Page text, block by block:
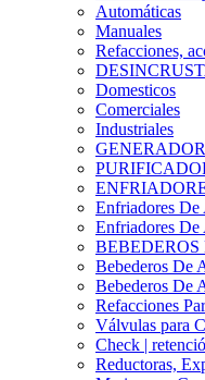
Automáticas
Manuales
Refacciones,
Domesticos
Comerciales
Industriales
Enfriadores De
Enfriadores De
BEBEDEROS
Bebederos De
Bebederos De
Refacciones
Válvulas para
Check |
Reductoras,